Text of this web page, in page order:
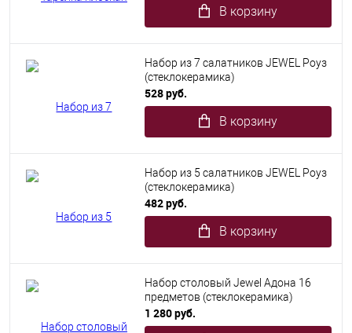
В корзину
Набор из 7 салатников JEWEL Роуз
(стеклокерамика)
528 руб.
В корзину
Набор из 5 салатников JEWEL Роуз
(стеклокерамика)
482 руб.
В корзину
Набор столовый Jewel Адона 16
предметов (стеклокерамика)
1 280 руб.